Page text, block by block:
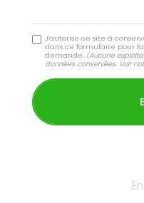
J'autorise ce site à
dans ce formulaire pour
demande. (Aucune
données conservées. Voir